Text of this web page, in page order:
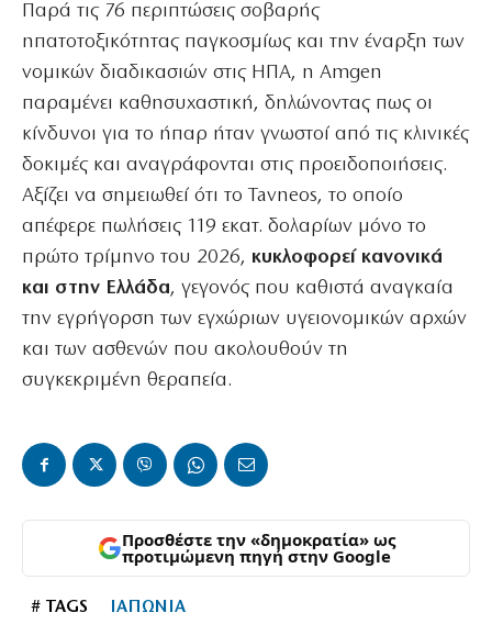
Παρά τις 76 περιπτώσεις σοβαρής
ηπατοτοξικότητας παγκοσμίως και την έναρξη των
νομικών διαδικασιών στις ΗΠΑ, η Amgen
παραμένει καθησυχαστική, δηλώνοντας πως οι
κίνδυνοι για το ήπαρ ήταν γνωστοί από τις κλινικές
δοκιμές και αναγράφονται στις προειδοποιήσεις.
Αξίζει να σημειωθεί ότι το Tavneos, το οποίο
απέφερε πωλήσεις 119 εκατ. δολαρίων μόνο το
πρώτο τρίμηνο του 2026, κυκλοφορεί κανονικά
και στην Ελλάδα, γεγονός που καθιστά αναγκαία
την εγρήγορση των εγχώριων υγειονομικών αρχών
και των ασθενών που ακολουθούν τη
συγκεκριμένη θεραπεία.
Προσθέστε την «δημοκρατία» ως
προτιμώμενη πηγή στην Google
# TAGS ΙΑΠΩΝΙΑ